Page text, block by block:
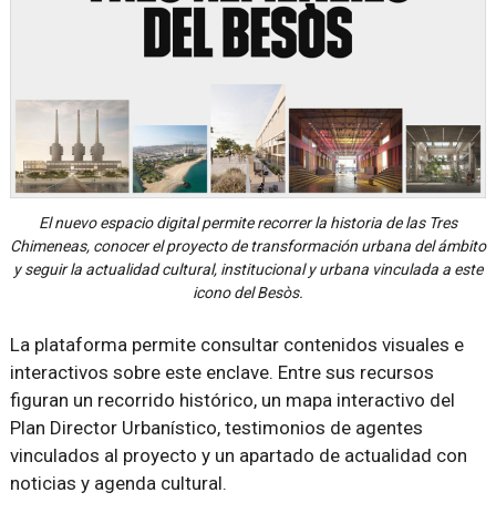
El nuevo espacio digital permite recorrer la historia de las Tres
Chimeneas, conocer el proyecto de transformación urbana del ámbito
y seguir la actualidad cultural, institucional y urbana vinculada a este
icono del Besòs.
La plataforma permite consultar contenidos visuales e
interactivos sobre este enclave. Entre sus recursos
figuran un recorrido histórico, un mapa interactivo del
Plan Director Urbanístico, testimonios de agentes
vinculados al proyecto y un apartado de actualidad con
noticias y agenda cultural.